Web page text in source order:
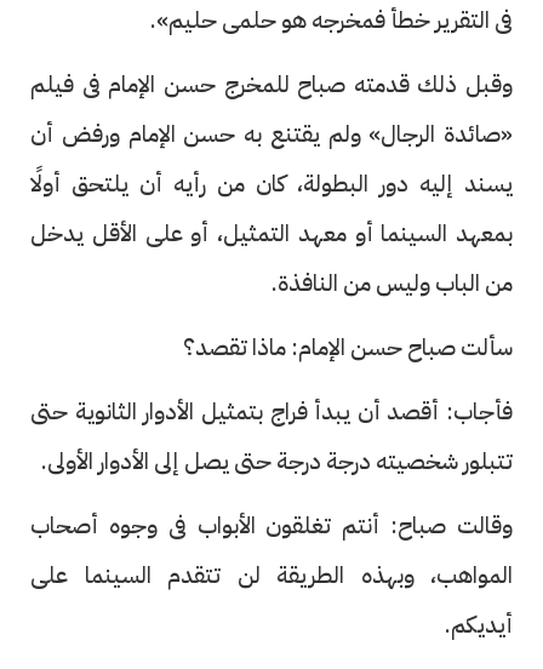
فى التقرير خطأ فمخرجه هو حلمى حليم».
وقبل ذلك قدمته صباح للمخرج حسن الإمام فى فيلم
«صائدة الرجال» ولم يقتنع به حسن الإمام ورفض أن
يسند إليه دور البطولة، كان من رأيه أن يلتحق أولًا
بمعهد السينما أو معهد التمثيل، أو على الأقل يدخل
من الباب وليس من النافذة.
سألت صباح حسن الإمام: ماذا تقصد؟
فأجاب: أقصد أن يبدأ فراج بتمثيل الأدوار الثانوية حتى
تتبلور شخصيته درجة درجة حتى يصل إلى الأدوار الأولى.
وقالت صباح: أنتم تغلقون الأبواب فى وجوه أصحاب
المواهب، وبهذه الطريقة لن تتقدم السينما على
أيديكم.